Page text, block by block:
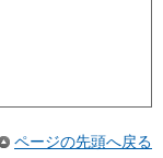
ページの先頭へ戻る